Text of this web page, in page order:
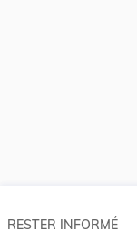
RESTER INFORMÉ